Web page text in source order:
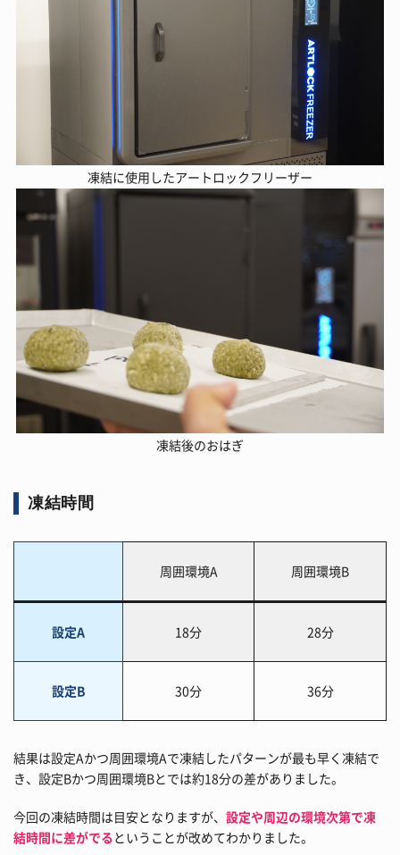
凍結に使用したアートロックフリーザー
凍結後のおはぎ
凍結時間
周囲環境A 周囲環境B
設定A 18分 28分
設定B 30分 36分
結果は設定Aかつ周囲環境Aで凍結したパターンが最も早く凍結で
き、設定Bかつ周囲環境Bとでは約18分の差がありました。
今回の凍結時間は目安となりますが、 設定や周辺の環境次第で凍
結時間に差がでるということが改めてわかりました。